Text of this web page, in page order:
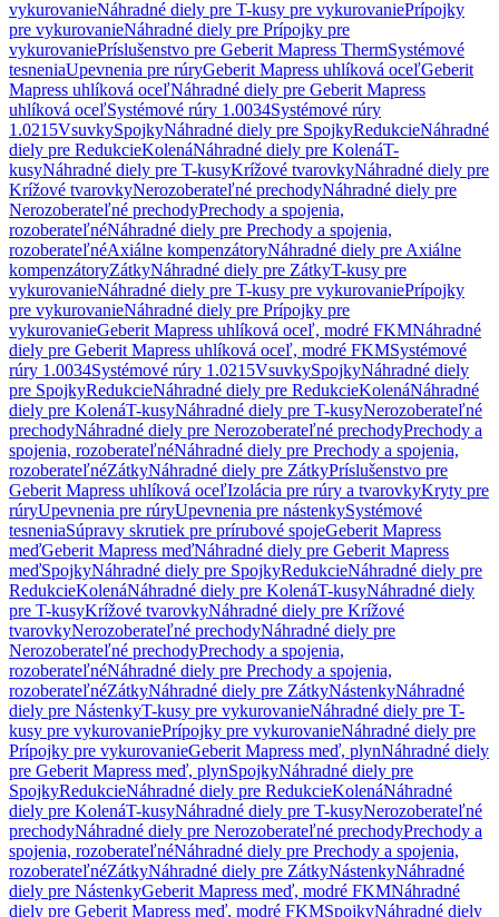
vykurovanieNáhradné diely pre T-kusy pre vykurovaniePrípojky
pre vykurovanieNáhradné diely pre Prípojky pre
vykurovaniePríslušenstvo pre Geberit Mapress ThermSystémové
tesneniaUpevnenia pre rúryGeberit Mapress uhlíková oceľGeberit
Mapress uhlíková oceľNáhradné diely pre Geberit Mapress
uhlíková oceľSystémové rúry 1.0034Systémové rúry
1.0215VsuvkySpojkyNáhradné diely pre SpojkyRedukcieNáhradné
diely pre RedukcieKolenáNáhradné diely pre KolenáT-
kusyNáhradné diely pre T-kusyKrížové tvarovkyNáhradné diely pre
Krížové tvarovkyNerozoberateľné prechodyNáhradné diely pre
Nerozoberateľné prechodyPrechody a spojenia,
rozoberateľnéNáhradné diely pre Prechody a spojenia,
rozoberateľnéAxiálne kompenzátoryNáhradné diely pre Axiálne
kompenzátoryZátkyNáhradné diely pre ZátkyT-kusy pre
vykurovanieNáhradné diely pre T-kusy pre vykurovaniePrípojky
pre vykurovanieNáhradné diely pre Prípojky pre
vykurovanieGeberit Mapress uhlíková oceľ, modré FKMNáhradné
diely pre Geberit Mapress uhlíková oceľ, modré FKMSystémové
rúry 1.0034Systémové rúry 1.0215VsuvkySpojkyNáhradné diely
pre SpojkyRedukcieNáhradné diely pre RedukcieKolenáNáhradné
diely pre KolenáT-kusyNáhradné diely pre T-kusyNerozoberateľné
prechodyNáhradné diely pre Nerozoberateľné prechodyPrechody a
spojenia, rozoberateľnéNáhradné diely pre Prechody a spojenia,
rozoberateľnéZátkyNáhradné diely pre ZátkyPríslušenstvo pre
Geberit Mapress uhlíková oceľIzolácia pre rúry a tvarovkyKryty pre
rúryUpevnenia pre rúryUpevnenia pre nástenkySystémové
tesneniaSúpravy skrutiek pre prírubové spojeGeberit Mapress
meďGeberit Mapress meďNáhradné diely pre Geberit Mapress
meďSpojkyNáhradné diely pre SpojkyRedukcieNáhradné diely pre
RedukcieKolenáNáhradné diely pre KolenáT-kusyNáhradné diely
pre T-kusyKrížové tvarovkyNáhradné diely pre Krížové
tvarovkyNerozoberateľné prechodyNáhradné diely pre
Nerozoberateľné prechodyPrechody a spojenia,
rozoberateľnéNáhradné diely pre Prechody a spojenia,
rozoberateľnéZátkyNáhradné diely pre ZátkyNástenkyNáhradné
diely pre NástenkyT-kusy pre vykurovanieNáhradné diely pre T-
kusy pre vykurovaniePrípojky pre vykurovanieNáhradné diely pre
Prípojky pre vykurovanieGeberit Mapress meď, plynNáhradné diely
pre Geberit Mapress meď, plynSpojkyNáhradné diely pre
SpojkyRedukcieNáhradné diely pre RedukcieKolenáNáhradné
diely pre KolenáT-kusyNáhradné diely pre T-kusyNerozoberateľné
prechodyNáhradné diely pre Nerozoberateľné prechodyPrechody a
spojenia, rozoberateľnéNáhradné diely pre Prechody a spojenia,
rozoberateľnéZátkyNáhradné diely pre ZátkyNástenkyNáhradné
diely pre NástenkyGeberit Mapress meď, modré FKMNáhradné
diely pre Geberit Mapress meď, modré FKMSpojkyNáhradné diely